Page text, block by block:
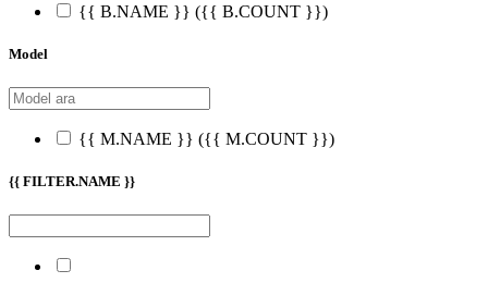
{{ B.NAME }} ({{ B.COUNT }})
Model
{{ M.NAME }} ({{ M.COUNT }})
{{ FILTER.NAME }}